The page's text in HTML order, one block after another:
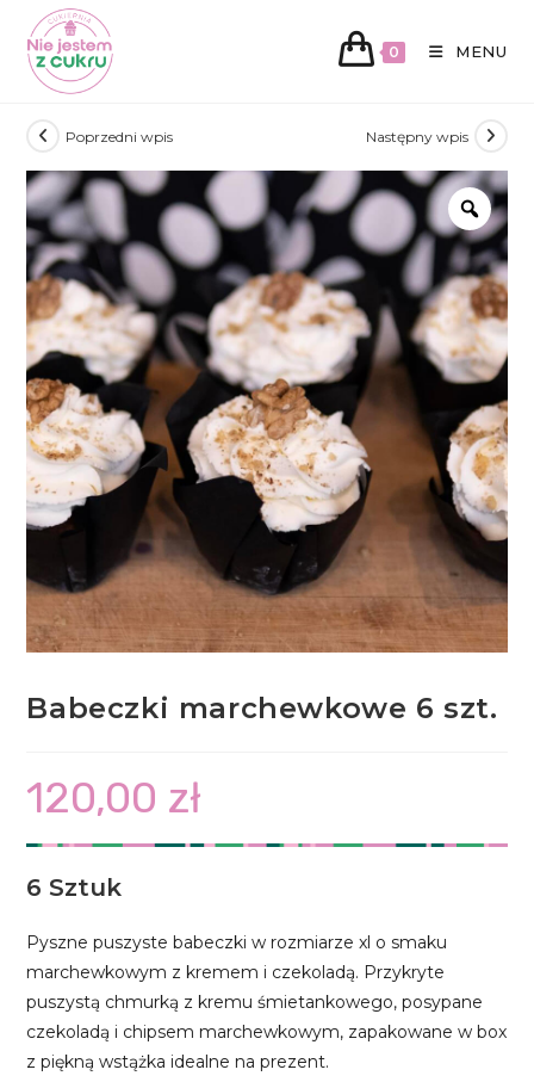
Koniec
0 MENU
Poprzedni wpis Następny wpis
Babeczki marchewkowe 6 szt.
120,00 zł
6 Sztuk
Pyszne puszyste babeczki w rozmiarze xl o smaku
marchewkowym z kremem i czekoladą. Przykryte
puszystą chmurką z kremu śmietankowego, posypane
czekoladą i chipsem marchewkowym, zapakowane w box
z piękną wstążka idealne na prezent.